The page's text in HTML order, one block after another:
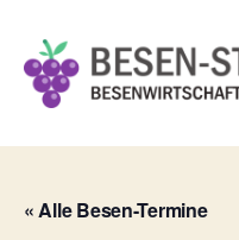
Stuttgart.de
« Alle Besen-Termine